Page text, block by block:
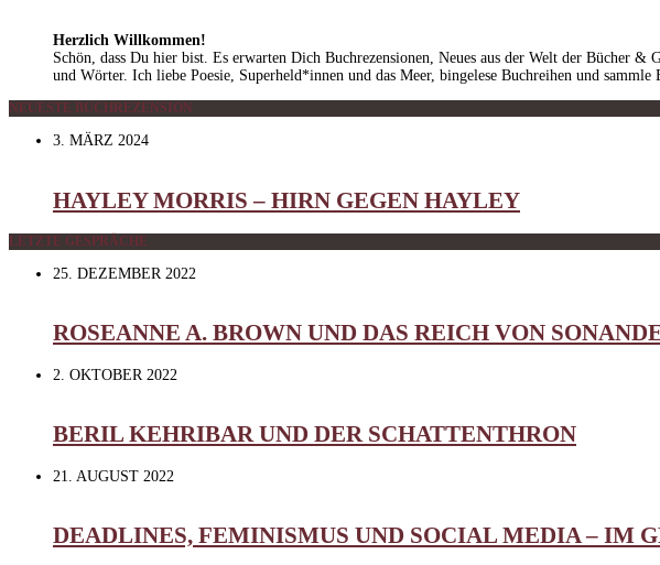
Herzlich Willkommen!
Schön, dass Du hier bist. Es erwarten Dich Buchrezensionen, Neues aus der Welt der Bücher &
und Wörter. Ich liebe Poesie, Superheld*innen und das Meer, bingelese Buchreihen und
NEUESTE BUCHREZENSION
3. MÄRZ 2024
HAYLEY MORRIS – HIRN GEGEN HAYLEY
LETZTE GESPRÄCHE
25. DEZEMBER 2022
ROSEANNE A. BROWN UND DAS REICH VON
2. OKTOBER 2022
BERIL KEHRIBAR UND DER SCHATTENTHRON
21. AUGUST 2022
DEADLINES, FEMINISMUS UND SOCIAL MEDIA – IM